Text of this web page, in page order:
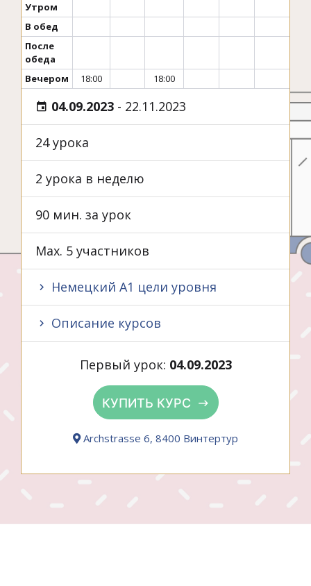
Утром
В обед
После
обеда
Вечером
18:00 18:00
04.09.2023 - 22.11.2023
24 урока
2 урока в неделю
90 мин. за урок
Max. 5 участников
Немецкий A1 цели уровня
Описание курсов
Первый урок: 04.09.2023
КУПИТЬ КУРС
Archstrasse 6, 8400 Винтертур